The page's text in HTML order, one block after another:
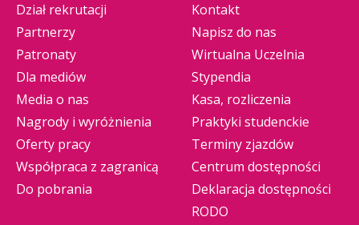
Dział rekrutacji
Partnerzy
Patronaty
Dla mediów
Media o nas
Nagrody i wyróżnienia
Oferty pracy
Współpraca z zagranicą
Do pobrania
Kontakt
Napisz do nas
Wirtualna Uczelnia
Stypendia
Kasa, rozliczenia
Praktyki studenckie
Terminy zjazdów
Centrum dostępności
Deklaracja dostępności
RODO